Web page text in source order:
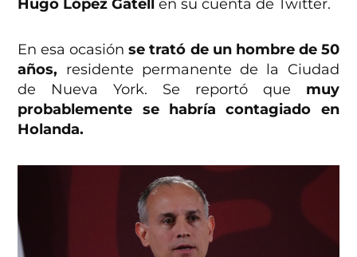
Hugo López Gatell en su cuenta de Twitter.
En esa ocasiónse trató de un hombre de 50
años, residente permanente de la Ciudad
de Nueva York. Se reportó que muy
probablemente se habría contagiado en
Holanda.